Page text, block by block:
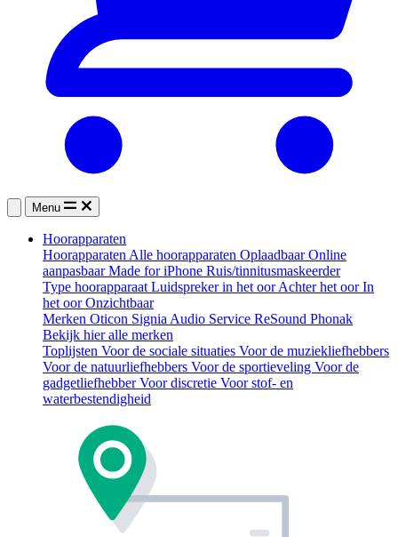
Menu
Hoorapparaten
Hoorapparaten Alle hoorapparaten OplaadbaarOnline
aanpasbaarMade for iPhone Ruis/tinnitusmaskeerder
Type hoorapparaat Luidspreker in het oorAchter het oorIn
het oorOnzichtbaar
Merken Oticon Signia Audio Service ReSound Phonak
Bekijk hier alle merken
Toplijsten Voor de sociale situaties Voor de muziekliefhebbers
Voor de natuurliefhebbers Voor de sportieveling Voor de
gadgetliefhebberVoor discretie Voor stof- en
waterbestendigheid